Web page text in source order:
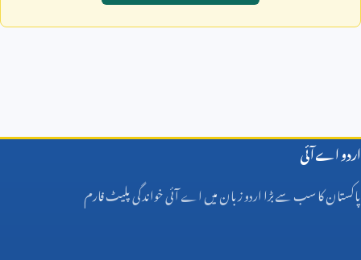
اردو اے آئی
پاکستان کا سب سے بڑا اردو زبان میں اے آئی خواندگی پلیٹ فارم